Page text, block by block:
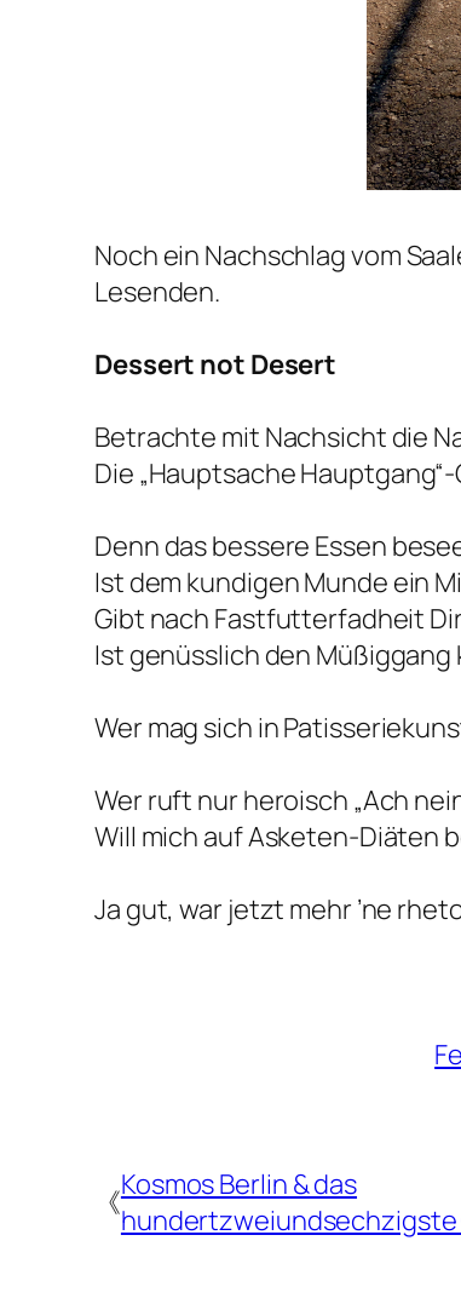
Noch ein Nachschlag vom
Lesenden.
Dessert not Desert
Betrachte mit Nachsicht die
Die „Hauptsache
Denn das bessere Essen
Ist dem kundigen Munde ein
Gibt nach Fastfutterfadheit
Ist genüsslich den Müßiggang
Wer mag sich in
Wer ruft nur heroisch „Ach
Will mich auf Asketen-Diäten
Ja gut, war jetzt mehr ’ne
《Kosmos Berlin & das
hundertzweiundsechzigste